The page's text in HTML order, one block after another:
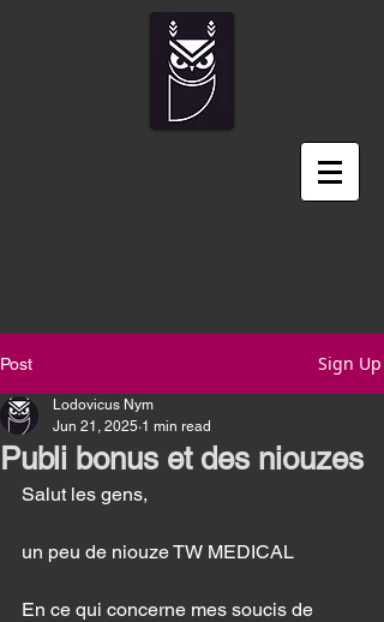
Post Sign Up
Publi bonus et des niouzes
Lodovicus Nym
Jun 21, 2025 1 min read
Salut les gens,
un peu de niouze TW MEDICAL
En ce qui concerne mes soucis de